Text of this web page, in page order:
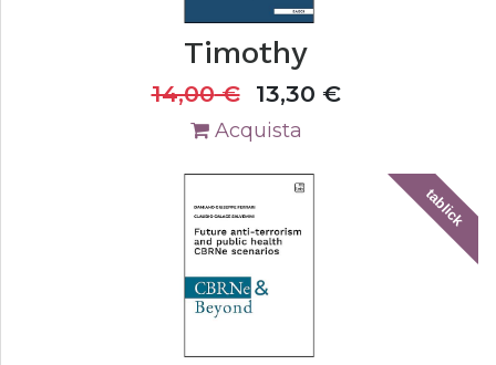
Timothy
14,00€ 13,30 €
Acquista
tablick